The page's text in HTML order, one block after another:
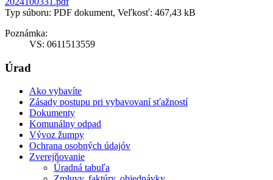
Typ súboru: PDF dokument, Veľkosť: 467,43 kB
Poznámka:
VS: 0611513559
Úrad
Ako vybavíte
Zásady postupu pri vybavovaní sťažností
Dokumenty
Komunálny odpad
Vývoz žumpy
Ochrana osobných údajóv
Zverejňovanie
Úradná tabuľa